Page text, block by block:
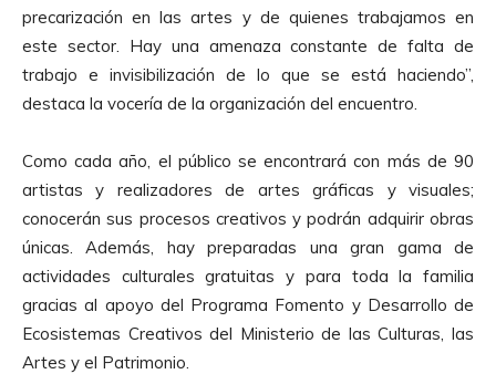
precarización en las artes y de quienes trabajamos en
este sector. Hay una amenaza constante de falta de
trabajo e invisibilización de lo que se está haciendo”,
destaca la vocería de la organización del encuentro.
Como cada año, el público se encontrará con más de 90
artistas y realizadores de artes gráficas y visuales;
conocerán sus procesos creativos y podrán adquirir obras
únicas. Además, hay preparadas una gran gama de
actividades culturales gratuitas y para toda la familia
gracias al apoyo del Programa Fomento y Desarrollo de
Ecosistemas Creativos del Ministerio de las Culturas, las
Artes y el Patrimonio.